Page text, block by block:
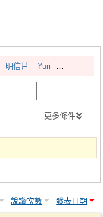
明信片 Yuri
更多條件
說讚次數 發表日期